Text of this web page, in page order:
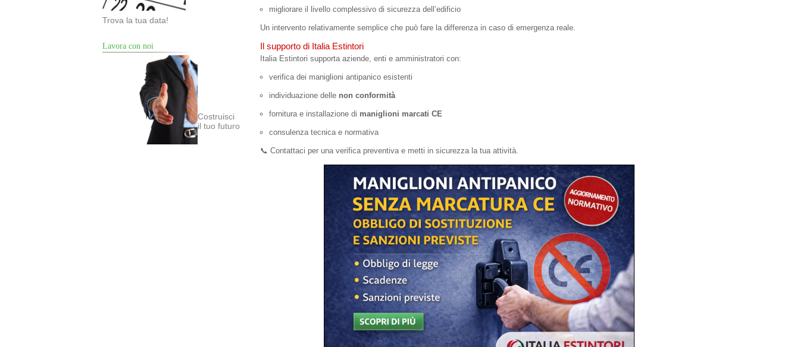
Trova la tua data!
Lavora con noi
Costruisci
il tuo futuro
migliorare il livello complessivo di sicurezza dell’edificio
Un intervento relativamente semplice che può fare la differenza in caso di emergenza reale.
Il supporto di Italia Estintori
Italia Estintori supporta aziende, enti e amministratori con:
verifica dei maniglioni antipanico esistenti
individuazione delle non conformità
fornitura e installazione di maniglioni marcati CE
consulenza tecnica e normativa
📞 Contattaci per una verifica preventiva e metti in sicurezza la tua attività.